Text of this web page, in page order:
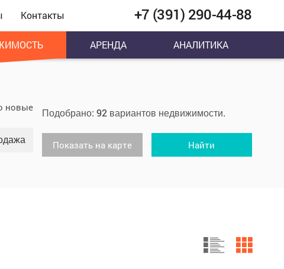
Контакты +7 (391) 290-44-88
АРЕНДА АНАЛИТИКА
новые Подобрано: 92вариантов недвижимости.
Показать на карте Найти